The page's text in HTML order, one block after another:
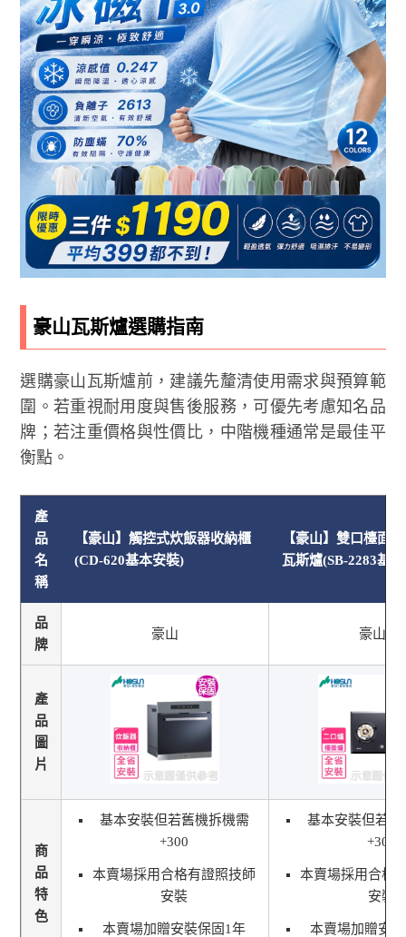
豪山瓦斯爐選購指南
選購豪山瓦斯爐前，建議先釐清使用需求與預算範
圍。若重視耐用度與售後服務，可優先考慮知名品
牌；若注重價格與性價比，中階機種通常是最佳平
衡點。
產
品
名
稱
【豪山】觸控式炊飯器收納櫃
(CD-620基本安裝)
【豪山】雙口檯面
瓦斯爐(SB-2283基
品
牌
豪山 豪山
產
品
圖
片
商
品
特
色
基本安裝但若舊機拆機需
+300
本賣場採用合格有證照技師
安裝
本賣場加贈安裝保固1年
基本安裝但若舊
+300
本賣場採用合格
安裝
本賣場加贈安